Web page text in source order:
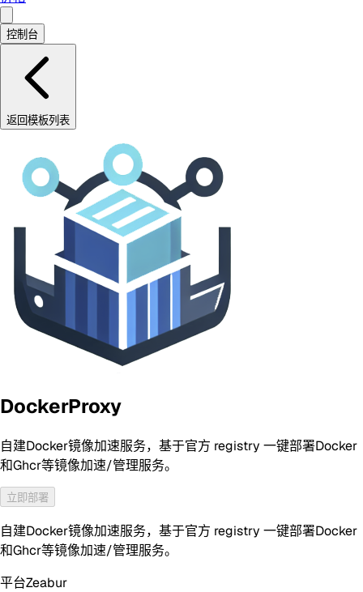
控制台
返回模板列表
DockerProxy
自建Docker镜像加速服务，基于官方 registry 一键部署Docker
和Ghcr等镜像加速/管理服务。
立即部署
自建Docker镜像加速服务，基于官方 registry 一键部署Docker
和Ghcr等镜像加速/管理服务。
平台Zeabur